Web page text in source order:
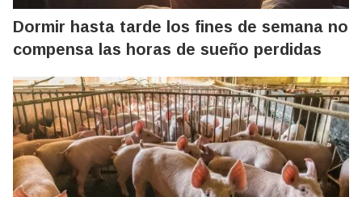
Dormir hasta tarde los fines de semana no
compensa las horas de sueño perdidas